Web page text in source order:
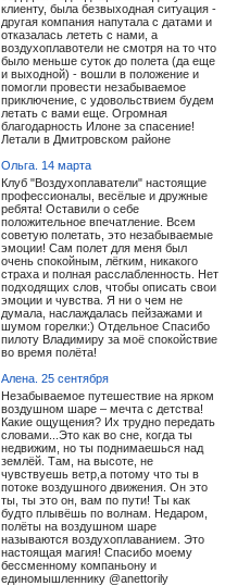
клиенту, была безвыходная ситуация -
другая компания напутала с датами и
отказалась лететь с нами, а
воздухоплавотели не смотря на то что
было меньше суток до полета (да еще
и выходной) - вошли в положение и
помогли провести незабываемое
приключение, с удовольствием будем
летать с вами еще. Огромная
благодарность Илоне за спасение!
Летали в Дмитровском районе
Ольга. 14 марта
Клуб "Воздухоплаватели" настоящие
профессионалы, весёлые и дружные
ребята! Оставили о себе
положительное впечатление. Всем
советую полетать, это незабываемые
эмоции! Сам полет для меня был
очень спокойным, лёгким, никакого
страха и полная расслабленность. Нет
подходящих слов, чтобы описать свои
эмоции и чувства. Я ни о чем не
думала, наслаждалась пейзажами и
шумом горелки:) Отдельное Спасибо
пилоту Владимиру за моё спокойствие
во время полёта!
Алена. 25 сентября
Незабываемое путешествие на ярком
воздушном шаре – мечта с детства!
Какие ощущения? Их трудно передать
словами...Это как во сне, когда ты
недвижим, но ты поднимаешься над
землёй. Там, на высоте, не
чувствуешь ветр,а потому что ты в
потоке воздушного движения. Он это
ты, ты это он, вам по пути! Ты как
будто плывёшь по волнам. Недаром,
полёты на воздушном шаре
называются воздухоплаванием. Это
настоящая магия! Спасибо моему
бессменному компаньону и
единомышленнику @anettorily